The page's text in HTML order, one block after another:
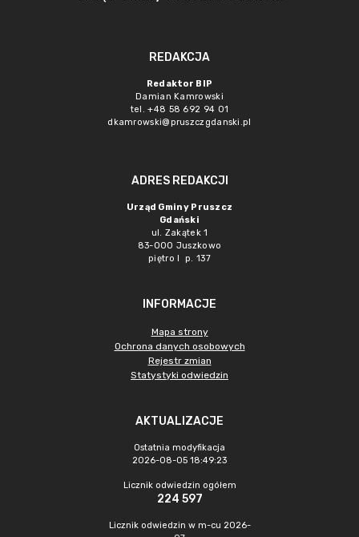
REDAKCJA
Redaktor BIP
Damian Kamrowski
tel. +48 58 692 94 01
dkamrowski@pruszczgdanski.pl
ADRES REDAKCJI
Urząd Gminy Pruszcz
Gdański
ul. Zakątek 1
83-000 Juszkowo
piętro I p. 137
INFORMACJE
Mapa strony
Ochrona danych osobowych
Rejestr zmian
Statystyki odwiedzin
AKTUALIZACJE
Ostatnia modyfikacja
2026-08-05 18:49:23
Licznik odwiedzin ogółem
224 597
Licznik odwiedzin w m-cu 2026-